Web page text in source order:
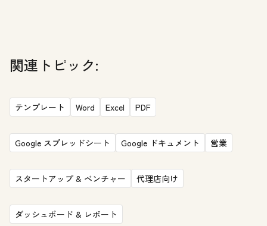
関連トピック:
テンプレート Word Excel PDF
Google スプレッドシート Google ドキュメント 営業
スタートアップ & ベンチャー 代理店向け
ダッシュボード & レポート